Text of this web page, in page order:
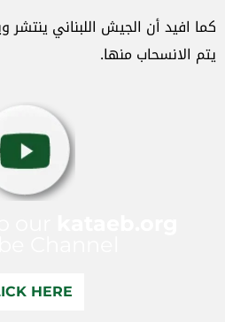
كما افيد أن الجيش اللبناني ينتشر
يتم الانسحاب منها.
HERE